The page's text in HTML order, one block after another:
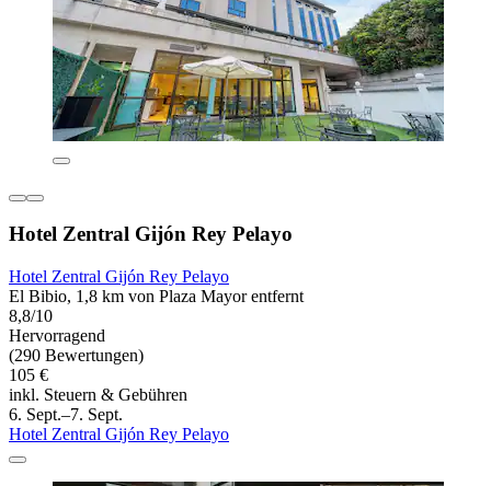
Hotel Zentral Gijón Rey Pelayo
Hotel Zentral Gijón Rey Pelayo
El Bibio, 1,8 km von Plaza Mayor entfernt
8,8/10
Hervorragend
(290 Bewertungen)
105 €
inkl. Steuern & Gebühren
6. Sept.–7. Sept.
Hotel Zentral Gijón Rey Pelayo